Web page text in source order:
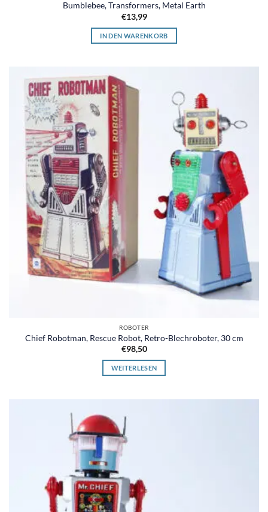
Bumblebee, Transformers, Metal Earth
€13,99
IN DEN WARENKORB
ROBOTER
Chief Robotman, Rescue Robot, Retro-Blechroboter, 30 cm
€98,50
WEITERLESEN